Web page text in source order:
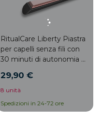
RitualCare Liberty Piastra
per capelli senza fili con
30 minuti di autonomia e
29,90 €
8 unità
Spedizioni in 24-72 ore